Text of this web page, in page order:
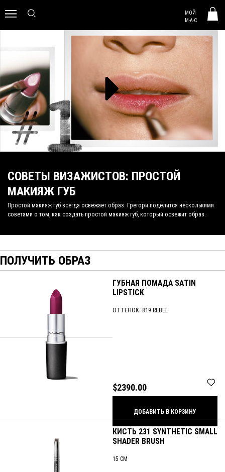
МОЙ
M·A·C
СОВЕТЫ ВИЗАЖИСТОВ: ПРОСТОЙ
МАКИЯЖ ГУБ
Простой макияж губ всегда освежает образ. Грегори поделится несколькими
советами о том, как создать простой макияж губ, который освежит образ.
ПОЛУЧИТЬ ОБРАЗ
ГУБНАЯ ПОМАДА SATIN
LIPSTICK
ОТТЕНОК: 819 REBEL
$2390.00
ДОБАВИТЬ В КОРЗИНУ
КИСТЬ 231 SYNTHETIC SMALL
SHADER BRUSH
15 СМ